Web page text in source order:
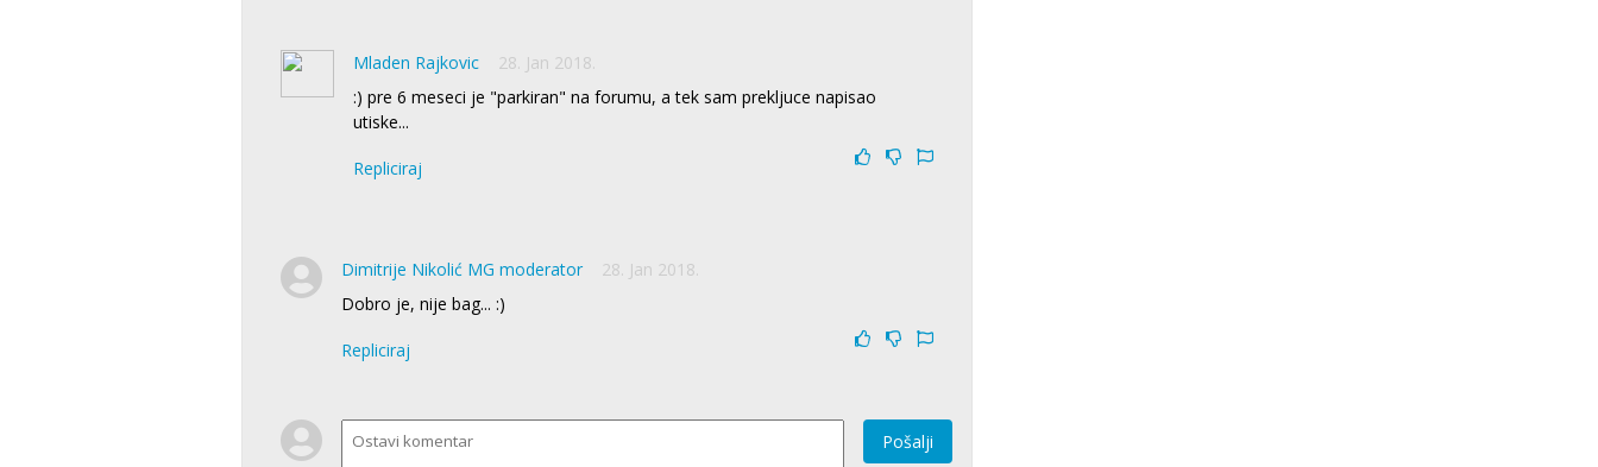
Mladen Rajkovic
28. Jan 2018.
:) pre 6 meseci je "parkiran" na forumu, a tek sam prekljuce napisao
utiske...
Repliciraj
Dimitrije Nikolić MG moderator
28. Jan 2018.
Dobro je, nije bag... :)
Repliciraj
Pošalji